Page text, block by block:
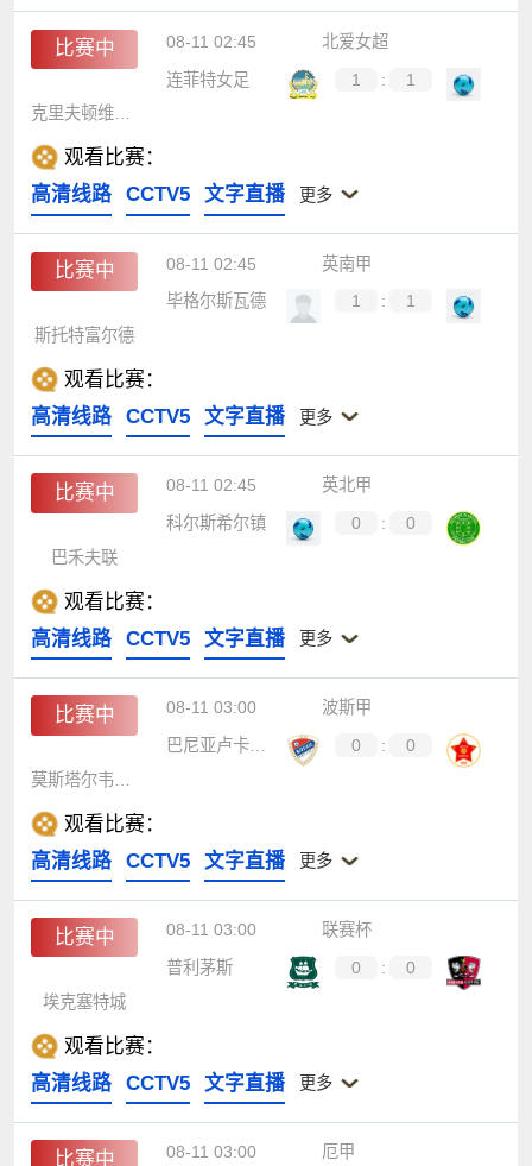
比赛中 08-11 02:45
北爱女超
连菲特女足
1 :
1
克里夫顿维尔女足
观看比赛：
高清线路
CCTV5 文字直播 更多
比赛中 08-11 02:45
英南甲
毕格尔斯瓦德
1 :
1
斯托特富尔德
观看比赛：
高清线路
CCTV5 文字直播 更多
比赛中 08-11 02:45
英北甲
科尔斯希尔镇
0 :
0
巴禾夫联
观看比赛：
高清线路
CCTV5 文字直播 更多
比赛中 08-11 03:00
波斯甲
巴尼亚卢卡战士
0 :
0
观看比赛：
高清线路
CCTV5 文字直播 更多
比赛中 08-11 03:00
联赛杯
普利茅斯
0 :
0
埃克塞特城
观看比赛：
高清线路
CCTV5 文字直播 更多
比赛中 08-11 03:00 厄甲